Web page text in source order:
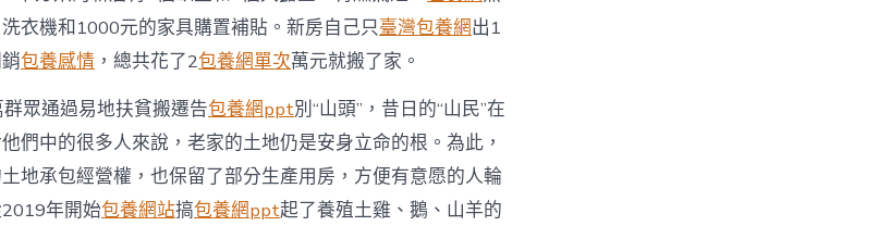
衣機和1000元的家具購置補貼。新房自己只臺灣包養網出1
包養感情 ，總共花了2包養網單次萬元就搬了家。
眾通過易地扶貧搬遷告包養網ppt別“山頭”，昔日的“山民”在
們中的很多人來說，老家的土地仍是安身立命的根。為此，
地承包經營權，也保留了部分生產用房，方便有意愿的人輪
年開始包養網站搞包養網ppt起了養殖土雞、鵝、山羊的